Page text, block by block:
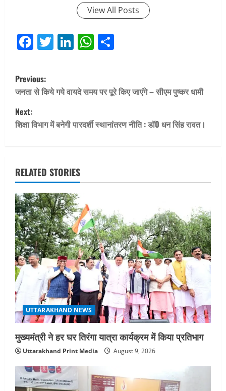
View All Posts
Facebook
Twitter
LinkedIn
WhatsApp
P
o
s
a
v
i
g
a
t
i
o
n
Previous:
जनता से किये गये वायदे समय पर पूरे किए जाएंगे – सीएम पुष्कर धामी
Next:
शिक्षा विभाग में बनेगी पारदर्शी स्थानांतरण नीति : डॉ0 धन सिंह रावत।
RELATED STORIES
UTTARAKHAND NEWS
मुख्यमंत्री ने हर घर तिरंगा यात्रा कार्यक्रम में किया प्रतिभाग
Uttarakhand Print Media August 9, 2026